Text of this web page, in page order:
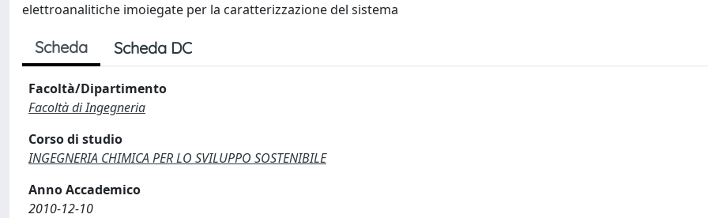
elettroanalitiche imoiegate per la caratterizzazione del sistema
Scheda Scheda DC
Facoltà/Dipartimento
Facoltà di Ingegneria
Corso di studio
INGEGNERIA CHIMICA PER LO SVILUPPO SOSTENIBILE
Anno Accademico
2010-12-10